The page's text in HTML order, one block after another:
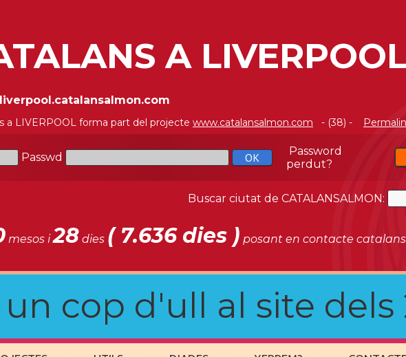
A
a LIVERPOOL forma part del projecte www.catalansalmon.com - (38) -
Passwd
Password
perdut?
Buscar ciutat de CATALANSALMON:
mesos i28 dies ( 7.636 dies ) posant en contacte
cop d'ull al site dels